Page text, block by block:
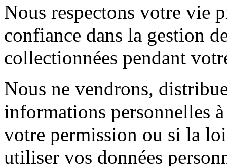
Nous respectons votre vie
confiance dans la gestion
collectionnées pendant
Nous ne vendrons,
informations personnelles
votre permission ou si la
utiliser vos données